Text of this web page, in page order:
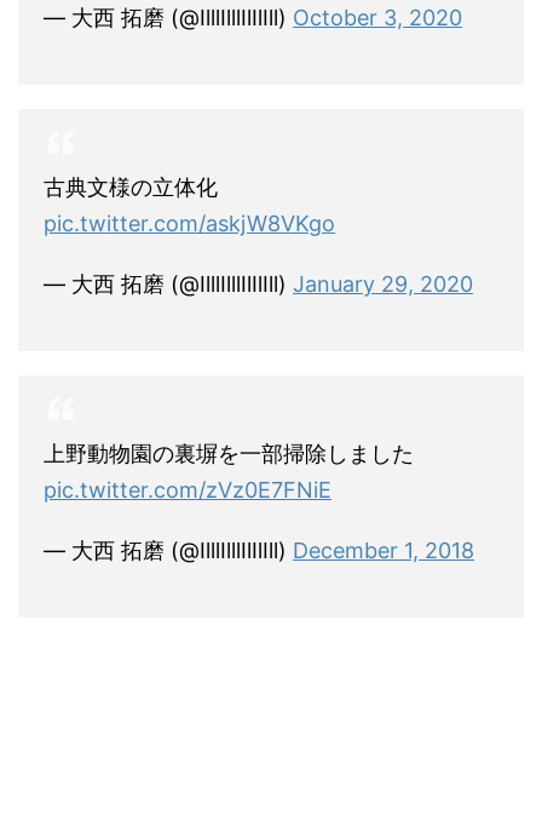
— 大西 拓磨 (@IlllIlllIlIlIll) October 3, 2020
古典文様の立体化
pic.twitter.com/askjW8VKgo
— 大西 拓磨 (@IlllIlllIlIlIll) January 29, 2020
上野動物園の裏塀を一部掃除しました
pic.twitter.com/zVz0E7FNiE
— 大西 拓磨 (@IlllIlllIlIlIll) December 1, 2018